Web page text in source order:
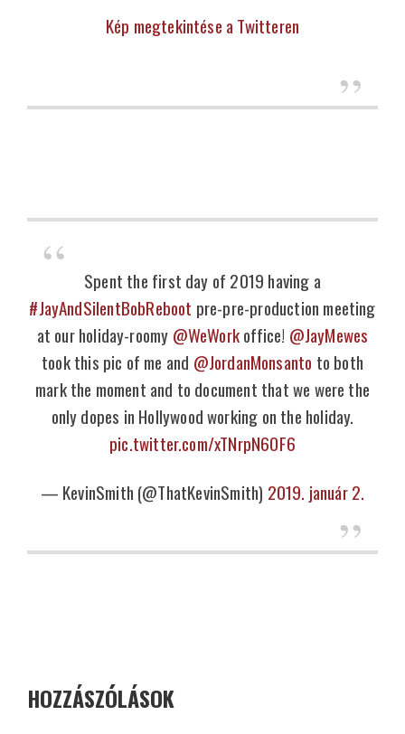
Kép megtekintése a Twitteren
Spent the first day of 2019 having a
#JayAndSilentBobReboot pre-pre-production meeting
at our holiday-roomy @WeWorkoffice! @JayMewes
took this pic of me and @JordanMonsanto to both
mark the moment and to document that we were the
only dopes in Hollywood working on the holiday.
pic.twitter.com/xTNrpN6OF6
— KevinSmith (@ThatKevinSmith) 2019. január 2.
HOZZÁSZÓLÁSOK